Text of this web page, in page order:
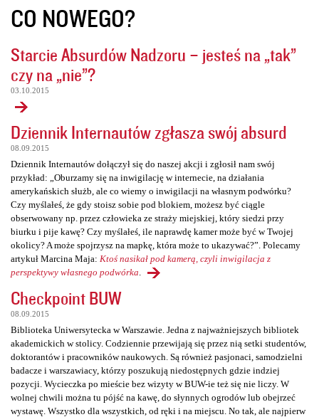
CO NOWEGO?
Starcie Absurdów Nadzoru – jesteś na „tak”
czy na „nie”?
03.10.2015
Dziennik Internautów zgłasza swój absurd
08.09.2015
Dziennik Internautów dołączył się do naszej akcji i zgłosił nam swój
przykład: „Oburzamy się na inwigilację w internecie, na działania
amerykańskich służb, ale co wiemy o inwigilacji na własnym podwórku?
Czy myślałeś, że gdy stoisz sobie pod blokiem, możesz być ciągle
obserwowany np. przez człowieka ze straży miejskiej, który siedzi przy
biurku i pije kawę? Czy myślałeś, ile naprawdę kamer może być w Twojej
okolicy? A może spojrzysz na mapkę, która może to ukazywać?”. Polecamy
artykuł Marcina Maja: Ktoś nasikał pod kamerą, czyli inwigilacja z
perspektywy własnego podwórka
Checkpoint BUW
08.09.2015
Biblioteka Uniwersytecka w Warszawie. Jedna z najważniejszych bibliotek
akademickich w stolicy. Codziennie przewijają się przez nią setki studentów,
doktorantów i pracowników naukowych. Są również pasjonaci, samodzielni
badacze i warszawiacy, którzy poszukują niedostępnych gdzie indziej
pozycji. Wycieczka po mieście bez wizyty w BUW-ie też się nie liczy. W
wolnej chwili można tu pójść na kawę, do słynnych ogrodów lub obejrzeć
wystawę. Wszystko dla wszystkich, od ręki i na miejscu. No tak, ale najpierw